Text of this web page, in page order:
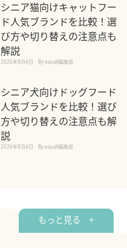
シニア猫向けキャットフー
ド人気ブランドを比較！選
び方や切り替えの注意点も
解説
2026年8月4日 By equall編集部
シニア犬向けドッグフード
人気ブランドを比較！選び
方や切り替えの注意点も解
説
2026年8月4日 By equall編集部
もっと見る +